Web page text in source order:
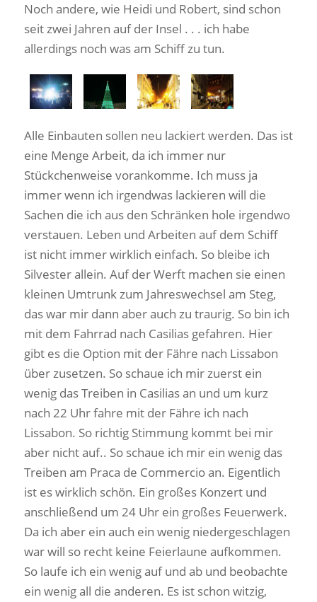
Noch andere, wie Heidi und Robert, sind schon
seit zwei Jahren auf der Insel . . . ich habe
allerdings noch was am Schiff zu tun.
Alle Einbauten sollen neu lackiert werden. Das ist
eine Menge Arbeit, da ich immer nur
Stückchenweise vorankomme. Ich muss ja
immer wenn ich irgendwas lackieren will die
Sachen die ich aus den Schränken hole irgendwo
verstauen. Leben und Arbeiten auf dem Schiff
ist nicht immer wirklich einfach. So bleibe ich
Silvester allein. Auf der Werft machen sie einen
kleinen Umtrunk zum Jahreswechsel am Steg,
das war mir dann aber auch zu traurig. So bin ich
mit dem Fahrrad nach Casilias gefahren. Hier
gibt es die Option mit der Fähre nach Lissabon
über zusetzen. So schaue ich mir zuerst ein
wenig das Treiben in Casilias an und um kurz
nach 22 Uhr fahre mit der Fähre ich nach
Lissabon. So richtig Stimmung kommt bei mir
aber nicht auf.. So schaue ich mir ein wenig das
Treiben am Praca de Commercio an. Eigentlich
ist es wirklich schön. Ein großes Konzert und
anschließend um 24 Uhr ein großes Feuerwerk.
Da ich aber ein auch ein wenig niedergeschlagen
war will so recht keine Feierlaune aufkommen.
So laufe ich ein wenig auf und ab und beobachte
ein wenig all die anderen. Es ist schon witzig,